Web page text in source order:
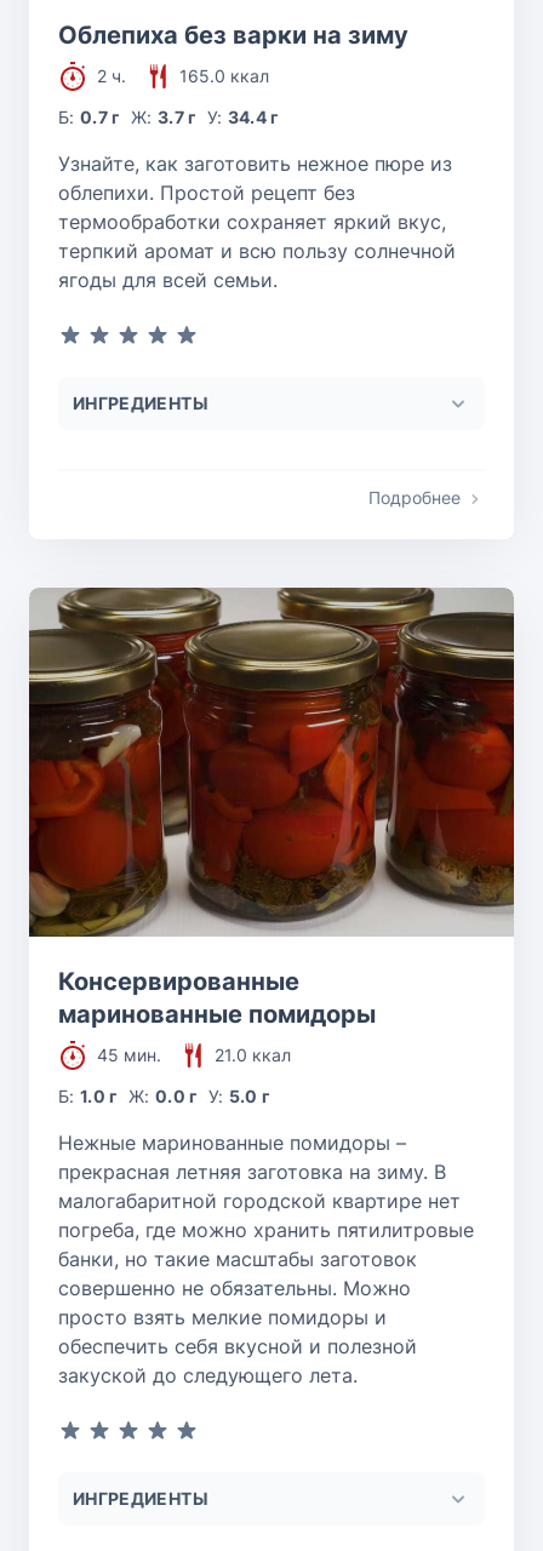
Облепиха без варки на зиму
2 ч.
165.0 ккал
Б:0.7 г Ж: 3.7 г У: 34.4 г
Узнайте, как заготовить нежное пюре из
облепихи. Простой рецепт без
термообработки сохраняет яркий вкус,
терпкий аромат и всю пользу солнечной
ягоды для всей семьи.
ИНГРЕДИЕНТЫ
Подробнее
Консервированные
маринованные помидоры
45 мин.
21.0 ккал
Б:1.0 г Ж: 0.0 г У: 5.0 г
Нежные маринованные помидоры –
прекрасная летняя заготовка на зиму. В
малогабаритной городской квартире нет
погреба, где можно хранить пятилитровые
банки, но такие масштабы заготовок
совершенно не обязательны. Можно
просто взять мелкие помидоры и
обеспечить себя вкусной и полезной
закуской до следующего лета.
ИНГРЕДИЕНТЫ